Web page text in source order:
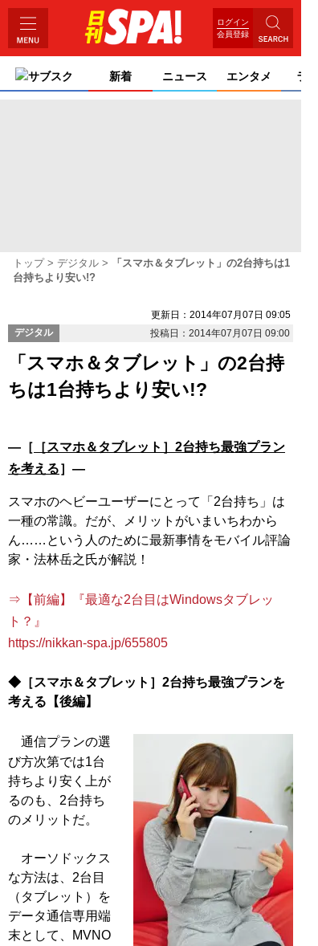
ログイン
会員登録
サブスク 新着 ニュース エンタメ ライ
トップ デジタル
「スマホ＆タブレット」の2台持ちは1
台持ちより安い!?
更新日：2014年07月07日 09:05
デジタル
投稿日：2014年07月07日 09:00
「スマホ＆タブレット」の2台持
ちは1台持ちより安い!?
―［ ［スマホ＆タブレット］2台持ち最強プラン
を考える］―
スマホのヘビーユーザーにとって「2台持ち」は
一種の常識。だが、メリットがいまいちわから
ん……という人のために最新事情をモバイル評論
家・法林岳之氏が解説！
⇒【前編】『最適な2台目はWindowsタブレッ
ト？』
https://nikkan-spa.jp/655805
◆［スマホ＆タブレット］2台持ち最強プランを
考える【後編】
通信プランの選
び方次第では1台
持ちより安く上が
るのも、2台持ち
のメリットだ。
オーソドックス
な方法は、2台目
（タブレット）を
データ通信専用端
末として、MVNO